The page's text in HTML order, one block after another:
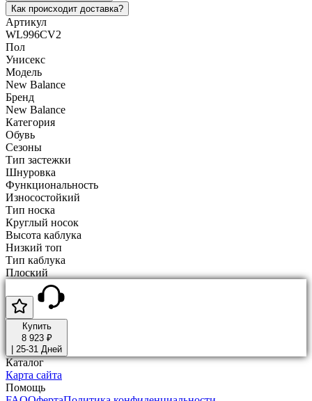
Как происходит доставка?
Артикул
WL996CV2
Пол
Унисекс
Модель
New Balance
Бренд
New Balance
Категория
Обувь
Сезоны
Тип застежки
Шнуровка
Функциональность
Износостойкий
Тип носка
Круглый носок
Высота каблука
Низкий топ
Тип каблука
Плоский
Купить
8 923 ₽
25-31 Дней
Каталог
Карта сайта
Помощь